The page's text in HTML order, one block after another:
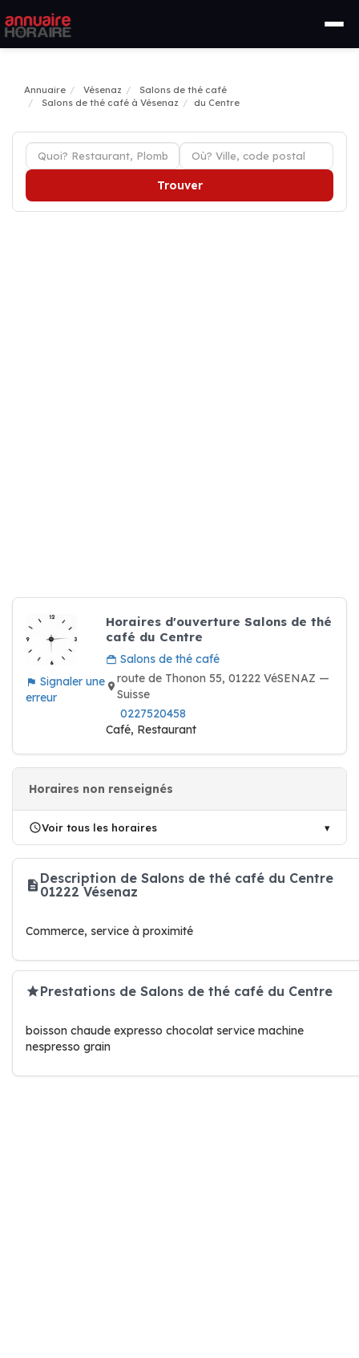
Annuaire Vésenaz
Salons de thé café
Salons de thé café à Vésenaz
du Centre
Trouver
Signaler une
erreur
Horaires d'ouverture Salons de thé
café du Centre
Salons de thé café
route de Thonon 55, 01222 VéSENAZ —
Suisse
0227520458
Café, Restaurant
Horaires non renseignés
Voir tous les horaires
Description de Salons de thé café du Centre
01222 Vésenaz
Commerce, service à proximité
Prestations de Salons de thé café du Centre
boisson chaude expresso chocolat service machine
nespresso grain